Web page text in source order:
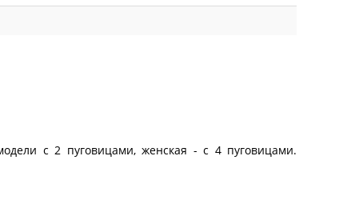
с 2 пуговицами, женская - с 4 пуговицами.